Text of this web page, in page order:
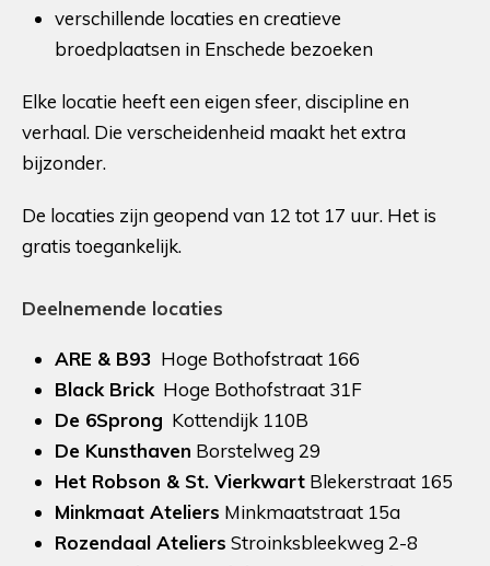
verschillende locaties en creatieve
broedplaatsen in Enschede bezoeken
Elke locatie heeft een eigen sfeer, discipline en
verhaal. Die verscheidenheid maakt het extra
bijzonder.
De locaties zijn geopend van 12 tot 17 uur. Het is
gratis toegankelijk.
Deelnemende locaties
ARE & B93 Hoge Bothofstraat 166
Black Brick Hoge Bothofstraat 31F
De 6Sprong Kottendijk 110B
De Kunsthaven Borstelweg 29
Het Robson & St. Vierkwart Blekerstraat 165
Minkmaat Ateliers Minkmaatstraat 15a
Rozendaal Ateliers Stroinksbleekweg 2-8